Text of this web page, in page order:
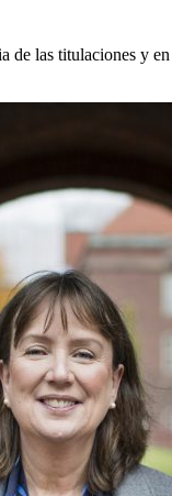
las titulaciones y